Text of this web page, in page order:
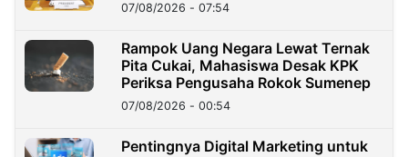
07/08/2026 - 07:54
Rampok Uang Negara Lewat Ternak
Pita Cukai, Mahasiswa Desak KPK
Periksa Pengusaha Rokok Sumenep
07/08/2026 - 00:54
Pentingnya Digital Marketing untuk